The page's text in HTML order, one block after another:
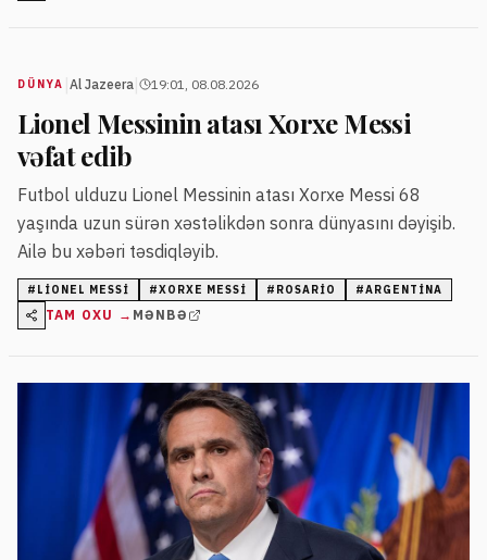
DÜNYA Al Jazeera 19:01, 08.08.2026
Lionel Messinin atası Xorxe Messi
vəfat edib
Futbol ulduzu Lionel Messinin atası Xorxe Messi 68
yaşında uzun sürən xəstəlikdən sonra dünyasını dəyişib.
Ailə bu xəbəri təsdiqləyib.
# LIONEL MESSI #XORXE MESSI # ROSARIO #ARGENTINА
TAM OXU → MƏNBƏ